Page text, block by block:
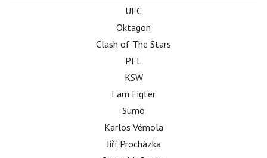
UFC
Oktagon
Clash of The Stars
PFL
KSW
I am Figter
Sumó
Karlos Vémola
Jiří Procházka